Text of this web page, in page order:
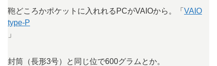
鞄どころかポケットに入れれるPCがVAIOから。「 VAIO
type-P
」
封筒（長形3号）と同じ位で600グラムとか。